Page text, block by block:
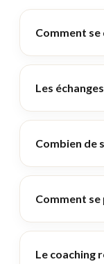
Comment se
Les
Combien de
Comment se
Le coaching